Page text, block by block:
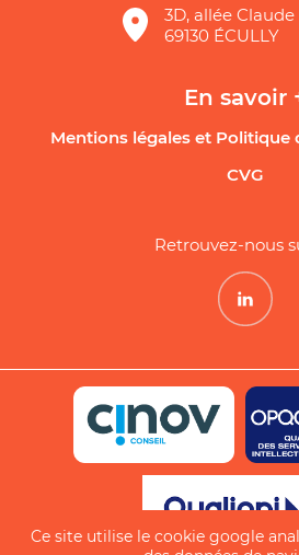
3D, allée
69130 ÉCULLY
En savoir
Mentions légales et
CVG
Retrouvez-nous
Ce site utilise le cookie google